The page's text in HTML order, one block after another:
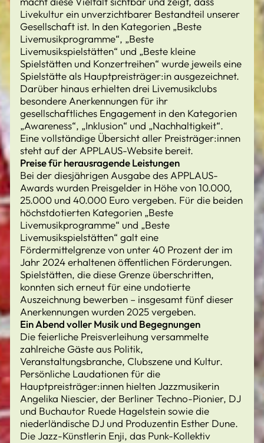
Livekultur ein unverzichtbarer Bestandteil unserer
Gesellschaft ist. In den Kategorien „Beste
Livemusikprogramme“, „Beste
Livemusikspielstätten“ und „Beste kleine
Spielstätten und Konzertreihen“ wurde jeweils eine
Spielstätte als Hauptpreisträger:in ausgezeichnet.
Darüber hinaus erhielten drei Livemusikclubs
besondere Anerkennungen für ihr
gesellschaftliches Engagement in den Kategorien
„Awareness“, „Inklusion“ und „Nachhaltigkeit“.
Eine vollständige Übersicht aller Preisträger:innen
steht auf der APPLAUS-Website bereit.
Preise für herausragende Leistungen
Bei der diesjährigen Ausgabe des APPLAUS-
Awards wurden Preisgelder in Höhe von 10.000,
25.000 und 40.000 Euro vergeben. Für die beiden
höchstdotierten Kategorien „Beste
Livemusikprogramme“ und „Beste
Livemusikspielstätten“ galt eine
Fördermittelgrenze von unter 40 Prozent der im
Jahr 2024 erhaltenen öffentlichen Förderungen.
Spielstätten, die diese Grenze überschritten,
konnten sich erneut für eine undotierte
Auszeichnung bewerben – insgesamt fünf dieser
Anerkennungen wurden 2025 vergeben.
Ein Abend voller Musik und Begegnungen
Die feierliche Preisverleihung versammelte
zahlreiche Gäste aus Politik,
Veranstaltungsbranche, Clubszene und Kultur.
Persönliche Laudationen für die
Hauptpreisträger:innen hielten Jazzmusikerin
Angelika Niescier, der Berliner Techno-Pionier, DJ
und Buchautor Ruede Hagelstein sowie die
niederländische DJ und Produzentin Esther Dune.
Die Jazz-Künstlerin Enji, das Punk-Kollektiv